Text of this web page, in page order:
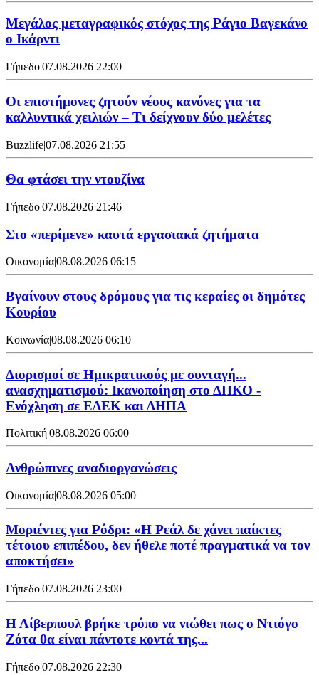
Μεγάλος μεταγραφικός στόχος της Ράγιο Βαγεκάνο
ο Ικάρντι
Γήπεδο|07.08.2026 22:00
Οι επιστήμονες ζητούν νέους κανόνες για τα
καλλυντικά χειλιών – Τι δείχνουν δύο μελέτες
Buzzlife|07.08.2026 21:55
Θα φτάσει την ντουζίνα
Γήπεδο|07.08.2026 21:46
Στο «περίμενε» καυτά εργασιακά ζητήματα
Οικονομία|08.08.2026 06:15
Βγαίνουν στους δρόμους για τις κεραίες οι δημότες
Κουρίου
Κοινωνία|08.08.2026 06:10
Διορισμοί σε Ημικρατικούς με συνταγή...
ανασχηματισμού: Ικανοποίηση στο ΔΗΚΟ -
Ενόχληση σε ΕΔΕΚ και ΔΗΠΑ
Πολιτική|08.08.2026 06:00
Ανθρώπινες αναδιοργανώσεις
Οικονομία|08.08.2026 05:00
Μοριέντες για Ρόδρι: «Η Ρεάλ δε χάνει παίκτες
τέτοιου επιπέδου, δεν ήθελε ποτέ πραγματικά να τον
αποκτήσει»
Γήπεδο|07.08.2026 23:00
Η Λίβερπουλ βρήκε τρόπο να νιώθει πως ο Ντιόγο
Ζότα θα είναι πάντοτε κοντά της...
Γήπεδο|07.08.2026 22:30